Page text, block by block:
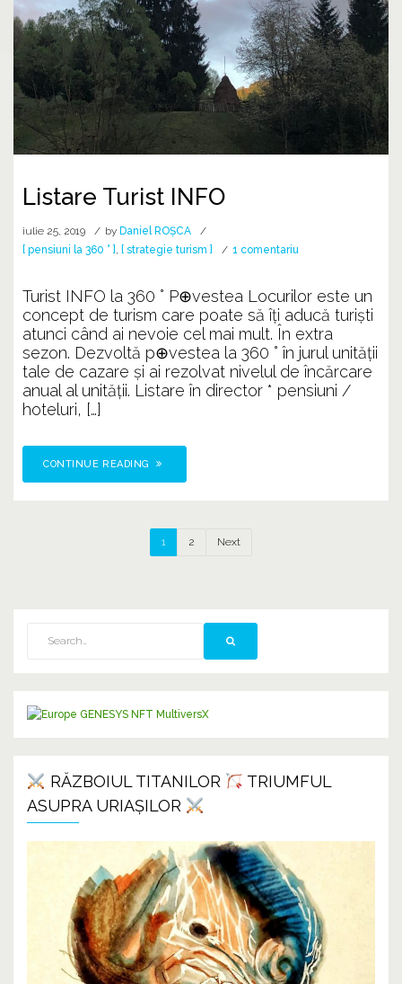
Listare Turist INFO
iulie 25, 2019 by Daniel ROȘCA
[ pensiuni la 360 ° ] , [ strategie turism ] 1 comentariu
INFO
Turist INFO la 360 ° P⊕vestea Locurilor este un
concept de turism care poate să îți aducă turiști
atunci când ai nevoie cel mai mult. În extra
sezon. Dezvoltă p⊕vestea la 360 ° în jurul unității
tale de cazare și ai rezolvat nivelul de încărcare
anual al unității. Listare în director * pensiuni /
hoteluri, […]
CONTINUE READING
1 2 Next
RĂZBOIUL TITANILOR
TRIUMFUL
ASUPRA URIAȘILOR